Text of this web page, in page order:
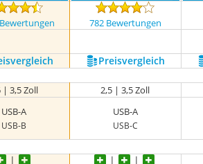
782 Bewertungen
Preis­vergleich
| 3,5 Zoll 2,5 | 3,5 Zoll
USB-A
USB-B
USB-A
USB-C